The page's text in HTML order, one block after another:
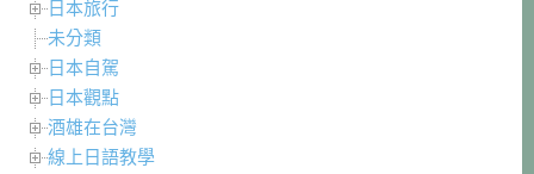
日本旅行
未分類
日本自駕
日本觀點
酒雄在台灣
線上日語教學